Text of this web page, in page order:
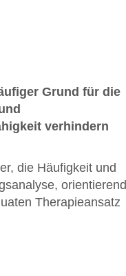
Grund für die
verhindern
die Häufigkeit und
orientierend
Therapieansatz